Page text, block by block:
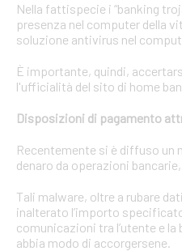
Nella fattispecie i “banking
presenza nel computer della
soluzione antivirus nel
È importante, quindi,
l'ufficialità del sito di home
Disposizioni di pagamento
Recentemente si è diffuso un
denaro da operazioni
Tali malware, oltre a rubare
inalterato l’importo
comunicazioni tra l’utente e
abbia modo di accorgersene.